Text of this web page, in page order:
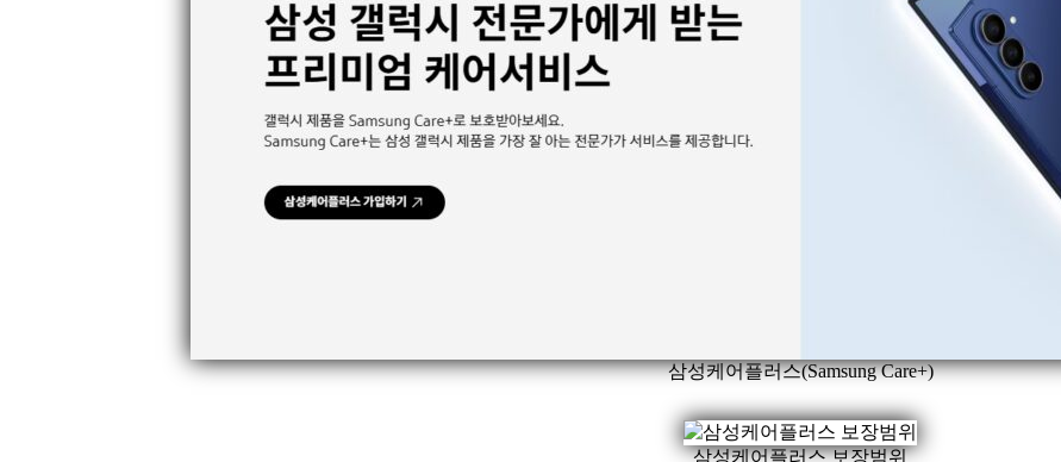
삼성케어플러스(Samsung Care+)
삼성케어플러스 보장범위